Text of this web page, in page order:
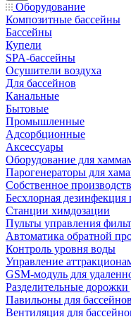
Оборудование
Композитные бассейны
Бассейны
Купели
SPA-бассейны
Осушители воздуха
Для бассейнов
Канальные
Бытовые
Промышленные
Адсорбционные
Аксессуары
Оборудование для
Парогенераторы для
Собственное
Беcхлорная
Станции химдозации
Пульты управления
Автоматика обратной
Контроль уровня воды
Управление
GSM-модуль для
Разделительные дорожки
Павильоны для бассейнов
Вентиляция для